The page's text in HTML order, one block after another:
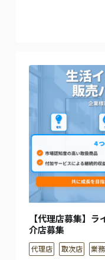
【代理店募集】
介店募集
代理店 取次店 業